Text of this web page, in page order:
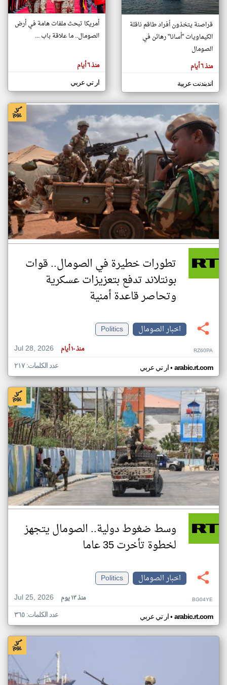
تغيير الدولة
اخبار الصومال على مدار الساعة
أهم اخبار الصومال العاجلة والمباشرة
المقالات
هنا عن
وجهة
كاتبيها.
قراصنة يتخذون أفراد طاقم ناقلة
الكيماويات "أسانا" رهائن في
الصومال
منذ ٦ أيام
اندبندنت عربية
أمريكا تبحث ملفات هامة في أرض
الصومال.. ما علاقة باب ...
منذ ٦ أيام
ار تي عربي
تطورات خطيرة في الصومال.. قوات
بونتلاند تدفع بتعزيزات عسكرية
وتحاصر قاعدة أمنية
اخبار الصومال
Politics
Jul 28, 2026
منذ ١٠ أيام RZ60PA
ار تي عربي• arabic.rt.com عدد الكلمات: ٢١٧
وسط ضغوط دولية.. الصومال يتجهز
لخطوة تأخرت 35 عاما
اخبار الصومال
Politics
Jul 25, 2026
منذ ١٣ يوم BG04YE
ار تي عربي• arabic.rt.com عدد الكلمات: ٣٦٥
klyoum.com